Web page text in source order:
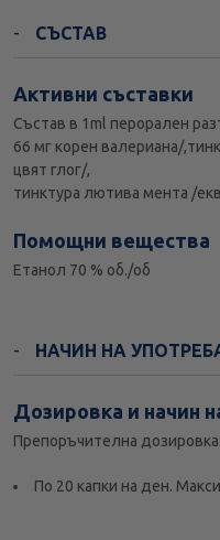
СЪСТАВ
Активни съставки
Състав в 1ml перорален
66 мг корен валериана/
цвят глог/,
тинктура лютива мента /
Помощни вещества
Етанол 70 % об./об
НАЧИН НА
Дозировка и начин
Препоръчителна дозировка:
По 20 капки на ден.